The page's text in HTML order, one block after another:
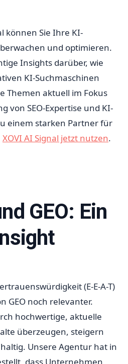
können Sie Ihre KI-
und optimieren.
Insights darüber, wie
KI-Suchmaschinen
Themen aktuell im Fokus
von SEO-Expertise und KI-
einem starken Partner für
XOVI AI Signal jetzt nutzen.
GEO: Ein
(E-E-A-T)
GEO noch relevanter.
hochwertige, aktuelle
überzeugen, steigern
Unsere Agentur hat in